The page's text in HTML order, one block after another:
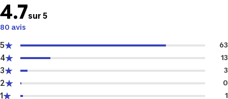
4.7sur 5
80 avis
5 63
4 13
3 3
2 0
1 1